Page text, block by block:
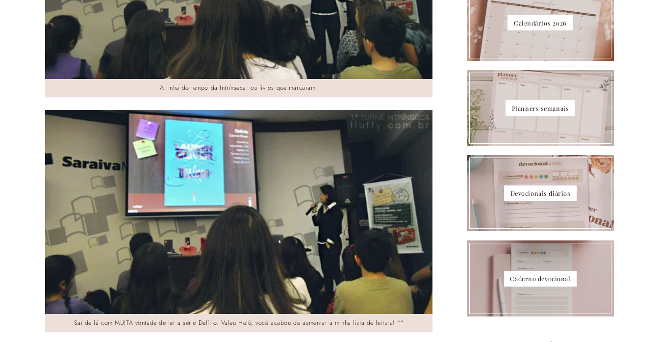
A linha do tempo da Intrínseca: os livros que marcaram.
Saí de lá com MUITA vontade de ler a série Delírio. Valeu Helô, você acabou de aumentar a minha lista de leitura! ^^
Calendários 2026
Planners semanais
Devocionais diários
Caderno devocional